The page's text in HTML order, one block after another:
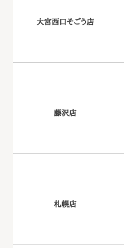
大宮西口そごう店
藤沢店
札幌店